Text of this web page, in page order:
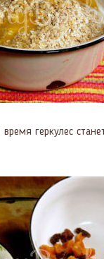
геркулес